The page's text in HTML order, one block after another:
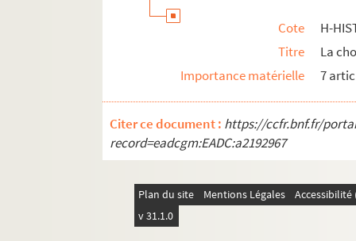
H-HIST-59. Commerces et industries
H-HIST-62. Fêtes et sociétés
H-HIST-64. Sans titre
H-HIST-65. Sans titre
H-HIST-66. Sans titre
H-HIST-67. Sciences et arts
Cote
H-
Titre
La
Importance matérielle
7
Citer ce document : https://ccfr.bnf.fr/
record=eadcgm:EADC:a2192967
Plan du site Mentions Légales
v 31.1.0